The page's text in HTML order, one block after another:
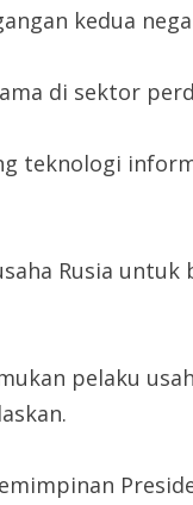
kedua
di sektor
teknologi
Rusia
pelaku